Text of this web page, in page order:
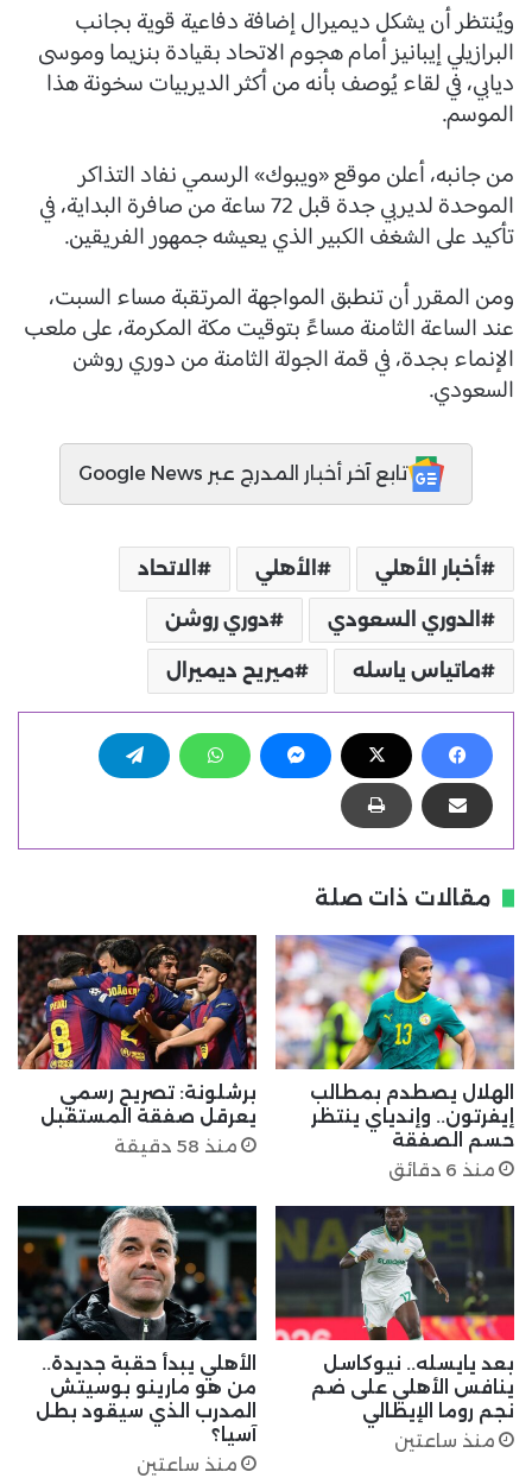
ويُنتظر أن يشكل ديميرال إضافة دفاعية قوية بجانب
البرازيلي إيبانيز أمام هجوم الاتحاد بقيادة بنزيما وموسى
ديابي، في لقاء يُوصف بأنه من أكثر الديربيات سخونة هذا
الموسم.
من جانبه، أعلن موقع «ويبوك» الرسمي نفاد التذاكر
الموحدة لديربي جدة قبل 72 ساعة من صافرة البداية، في
تأكيد على الشغف الكبير الذي يعيشه جمهور الفريقين.
ومن المقرر أن تنطبق المواجهة المرتقبة مساء السبت،
عند الساعة الثامنة مساءً بتوقيت مكة المكرمة، على ملعب
الإنماء بجدة، في قمة الجولة الثامنة من دوري روشن
السعودي.
تابع آخر أخبار المدرج عبر Google News
أخبار الأهلي الأهلي الاتحاد
الدوري السعودي دوري روشن
ماتياس ياسله ميريح ديميرال
مقالات ذات صلة
الهلال يصطدم بمطالب
إيفرتون.. وإندياي ينتظر
حسم الصفقة
منذ 6 دقائق
برشلونة: تصريح رسمي
يعرقل صفقة المستقبل
منذ 58 دقيقة
بعد يايسله.. نيوكاسل
ينافس الأهلي على ضم
نجم روما الإيطالي
منذ ساعتين
الأهلي يبدأ حقبة جديدة..
من هو مارينو بوسيتش
المدرب الذي سيقود بطل
آسيا؟
منذ ساعتين